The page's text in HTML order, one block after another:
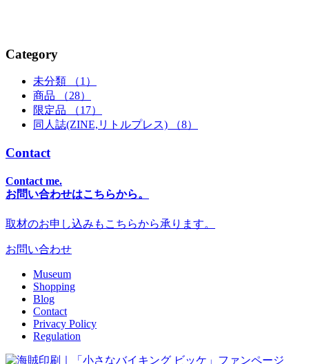
Category
未分類 （1）
商品 （28）
限定品 （17）
同人誌(ZINE,リトルプレス) （8）
Contact
Contact me.
お問い合わせはこちらから。
取材のお申し込みもこちらから承ります。
お問い合わせ
Museum
Shopping
Blog
Contact
Privacy Policy
Regulation